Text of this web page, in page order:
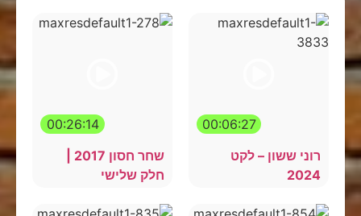
00:06:27
רוני ששון – לקט
2024
00:26:14
חלק שלישי